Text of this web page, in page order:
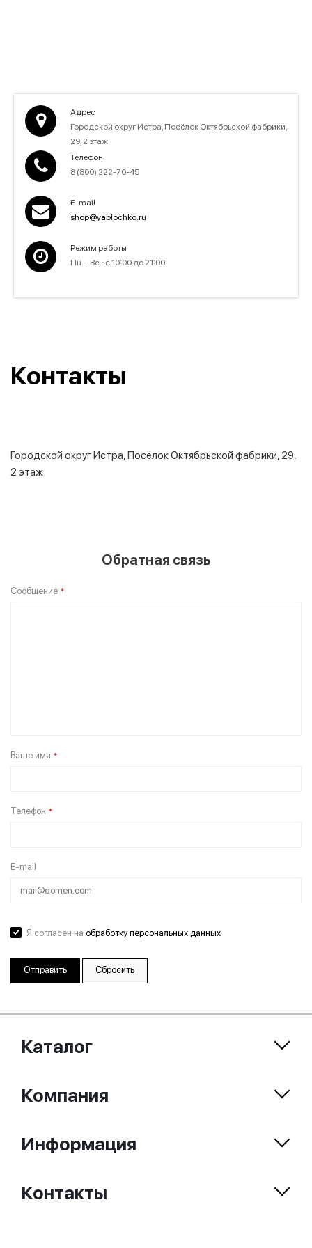
Адрес
Городской округ Истра, ​Посёлок Октябрьской фабрики,
29, 2 этаж
Телефон
8 (800) 222-70-45
E-mail
shop@yablochko.ru
Режим работы
Пн. – Вс.: с 10:00 до 21:00
Контакты
Городской округ Истра, ​Посёлок Октябрьской фабрики, 29,
2 этаж
Обратная связь
Сообщение *
Ваше имя *
Телефон *
E-mail
Я согласен на обработку персональных данных
Сбросить
Контакты
Каталог
Компания
Информация